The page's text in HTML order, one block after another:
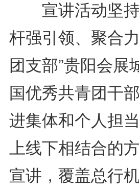
宣讲活动坚持
杆强引领、聚合
团支部”贵阳会展
国优秀共青团干
进集体和个人担
上线下相结合的
宣讲，覆盖总行